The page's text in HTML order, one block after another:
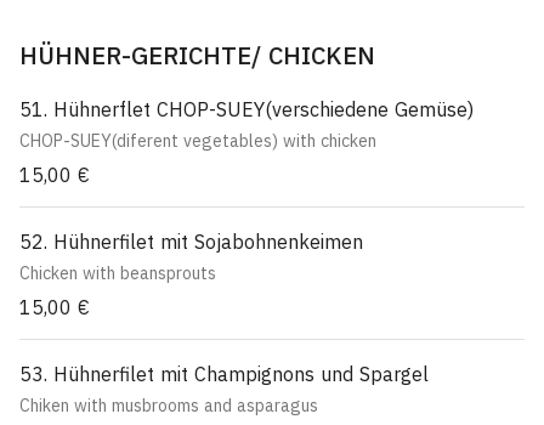
HÜHNER-GERICHTE/ CHICKEN
51. Hühnerflet CHOP-SUEY(verschiedene Gemüse)
CHOP-SUEY(diferent vegetables) with chicken
15,00 €
52. Hühnerfilet mit Sojabohnenkeimen
Chicken with beansprouts
15,00 €
53. Hühnerfilet mit Champignons und Spargel
Chiken with musbrooms and asparagus